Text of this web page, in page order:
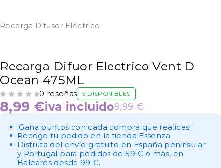
Recarga Difusor Eléctrico
Recarga Difuor Electrico Vent D
Ocean 475ML
0 reseñas 5 DISPONIBLES
9,99€
8,99 €iva incluido
¡Gana puntos con cada compra que realices!
Recoge tu pedido en la tienda Essenza.
Disfruta del envío gratuito en España peninsular
y Portugal para pedidos de 59 € o más, en
Baleares desde 99 €.